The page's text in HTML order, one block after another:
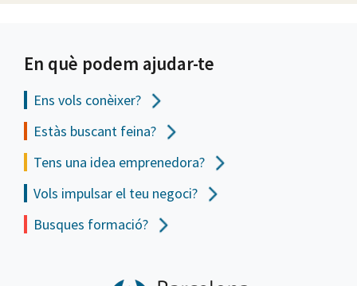
En què podem ajudar-te
Ens vols conèixer?
Estàs buscant feina?
Tens una idea emprenedora?
Vols impulsar el teu negoci?
Busques formació?